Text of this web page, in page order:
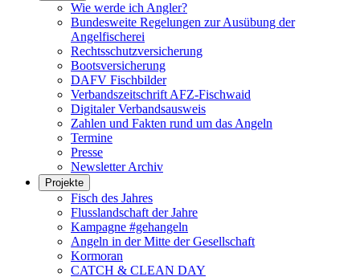
Wie werde ich Angler?
Bundesweite Regelungen zur Ausübung der
Angelfischerei
Rechtsschutzversicherung
Bootsversicherung
DAFV Fischbilder
Verbandszeitschrift AFZ-Fischwaid
Digitaler Verbandsausweis
Zahlen und Fakten rund um das Angeln
Termine
Presse
Newsletter Archiv
Projekte
Fisch des Jahres
Flusslandschaft der Jahre
Kampagne #gehangeln
Angeln in der Mitte der Gesellschaft
Kormoran
CATCH & CLEAN DAY